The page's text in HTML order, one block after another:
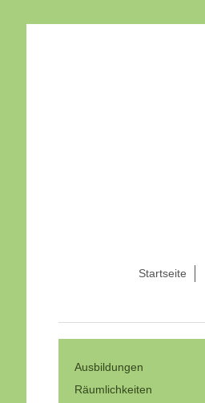
Startseite
Ausbildungen
Räumlichkeiten